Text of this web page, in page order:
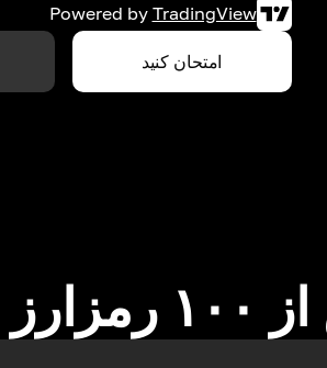
Powered by TradingView
امتحان کنید